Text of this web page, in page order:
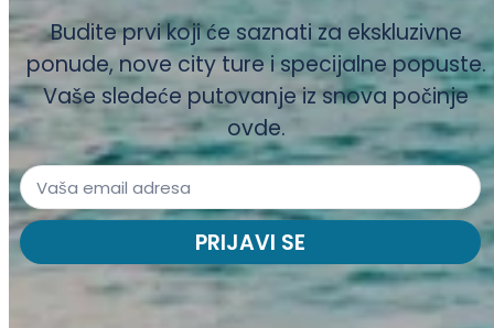
Budite prvi koji će saznati za ekskluzivne
ponude, nove city ture i specijalne popuste.
Vaše sledeće putovanje iz snova počinje
ovde.
PRIJAVI SE